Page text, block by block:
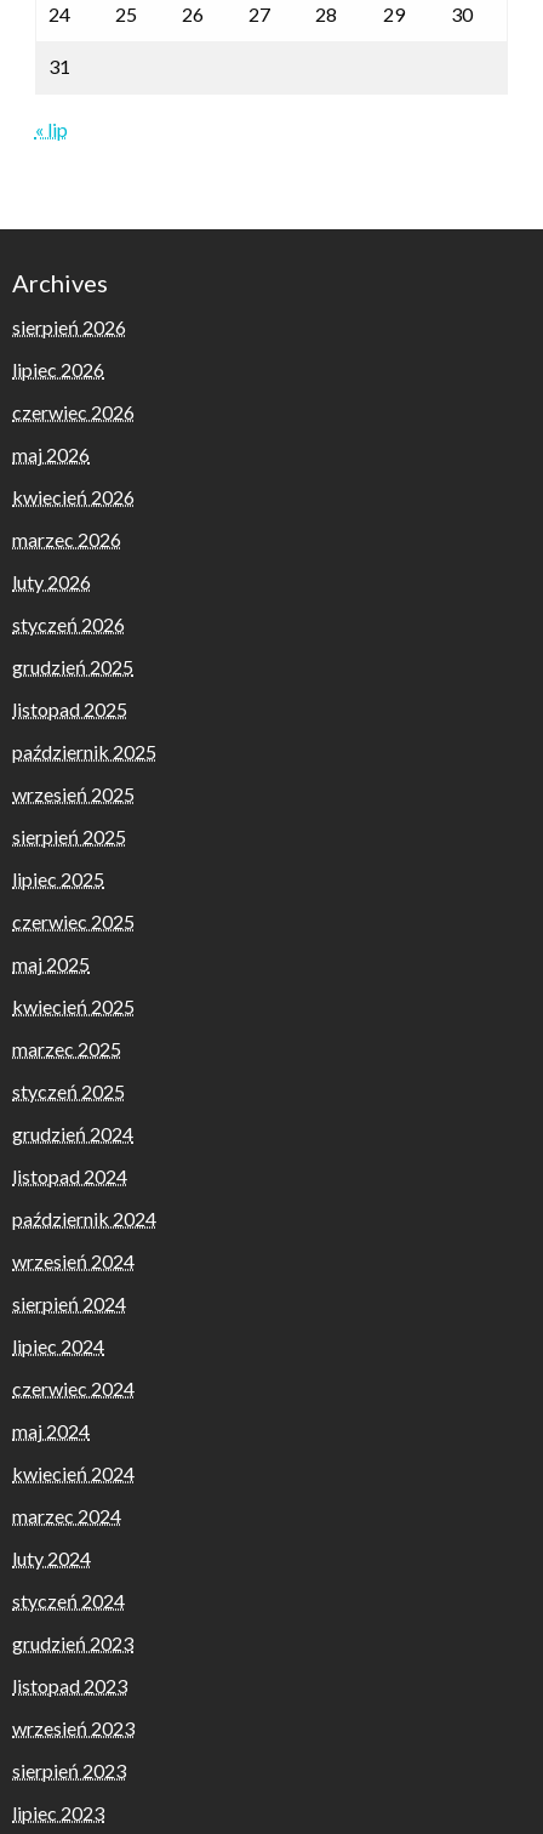
24 25 26 27 28 29 30
31
« lip
Archives
sierpień 2026
lipiec 2026
czerwiec 2026
maj 2026
kwiecień 2026
marzec 2026
luty 2026
styczeń 2026
grudzień 2025
listopad 2025
październik 2025
wrzesień 2025
sierpień 2025
lipiec 2025
czerwiec 2025
maj 2025
kwiecień 2025
marzec 2025
styczeń 2025
grudzień 2024
listopad 2024
październik 2024
wrzesień 2024
sierpień 2024
lipiec 2024
czerwiec 2024
maj 2024
kwiecień 2024
marzec 2024
luty 2024
styczeń 2024
grudzień 2023
listopad 2023
wrzesień 2023
sierpień 2023
lipiec 2023